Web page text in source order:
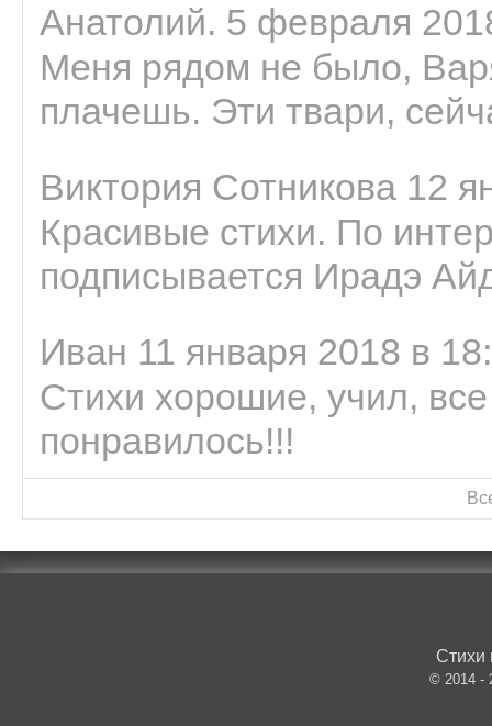
Анатолий. 5 февраля
Меня рядом не было,
плачешь. Эти твари,
Виктория Сотникова 12
Красивые стихи. По
подписывается Ирадэ
Иван 11 января 2018 в
Стихи хорошие, учил,
понравилось!!!
Стихи
© 2014 -